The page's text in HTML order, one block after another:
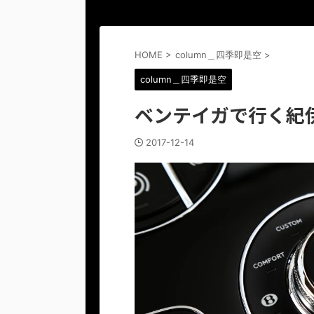
HOME > column＿四季即是空 >
column＿四季即是空
ベンテイガで行く紀
2017-12-14